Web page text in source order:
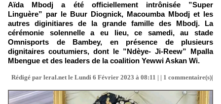
Aïda Mbodj a été officiellement intrônisée ”Super
Linguère” par le Buur Diognick, Macoumba Mbodj et les
autres diginitiares de la grande famille des Mbodj. La
cérémonie solennelle a eu lieu, ce samedi, au stade
Omnisports de Bambey, en présence de plusieurs
dignitaires coutumiers, dont le ”Ndèye- Ji-Reew” Mpalla
Mbengue et des leaders de la coalition Yewwi Askan Wi.
Rédigé par leral.net le Lundi 6 Février 2023 à 08:11 | | 1 commentaire(s)|